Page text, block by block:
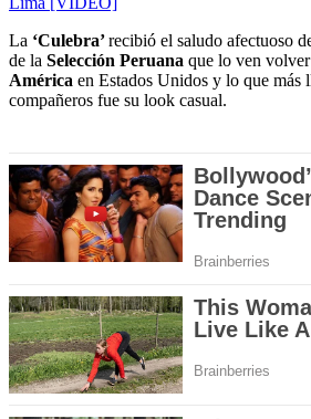
La ‘Culebra’recibió el saludo afectuoso
de la Selección Peruana que lo ven volver
América en Estados Unidos y lo que más
compañeros fue su look casual.